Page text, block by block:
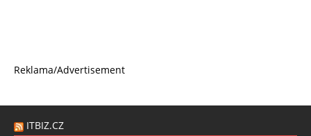
Reklama/Advertisement
ITBIZ.CZ